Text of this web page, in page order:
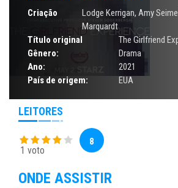
Criação
Lodge Kerrigan, Amy
Marquardt
Título original
The Girlfriend
Gênero:
Drama
Ano:
2021
País de origem:
EUA
LEITORES
1 voto
8
ONDE ASSISTIR